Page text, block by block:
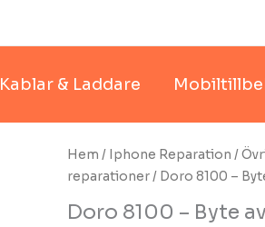
Kablar & Laddare
Hem / Iphone Reparation /
reparationer/ Doro 8100 –
Doro 8100 – Byte